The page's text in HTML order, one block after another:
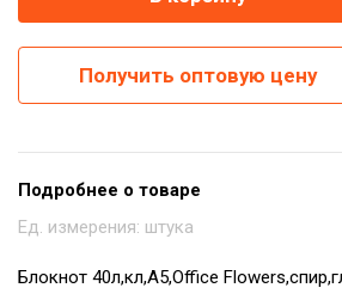
Получить оптовую цену
Подробнее о товаре
Ед. измерения: штука
Блокнот 40л,кл,А5,Office